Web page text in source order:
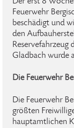
Feuerwehr
beschädigt und
den
Reservefahrzeug
Gladbach wurde
Die Feuerwehr
Die Feuerwehr
größten
hauptamtlichen